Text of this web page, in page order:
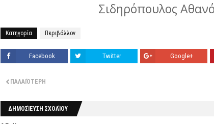
Σιδηρόπουλος
Κατηγορία Περιβάλλον
Facebook Twitter Google+
ΠΑΛΑΙΌΤΕΡΗ
ΔΗΜΟΣΊΕΥΣΗ ΣΧΟΛΊΟΥ